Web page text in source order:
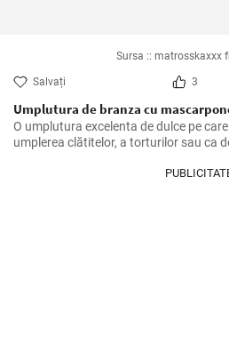
Sursa :: matrosskaxxx
Salvați 3
Umplutura de branza cu
O umplutura excelenta de dulce pe
umplerea clătitelor, a torturilor sau ca